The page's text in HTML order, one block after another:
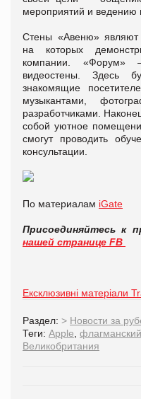
мероприятий и ведению
Стены «Авеню» являют
на которых
компании. «Форум»
видеостены. Здесь
знакомящие
музыкантами,
разработчиками.
собой уютное
смогут проводить
консультации.
По материалам iGate
Присоединяйтесь к
нашей странице FB
Ексклюзивні матеріали
Раздел: > Новости за
Теги: Apple
Великобритания